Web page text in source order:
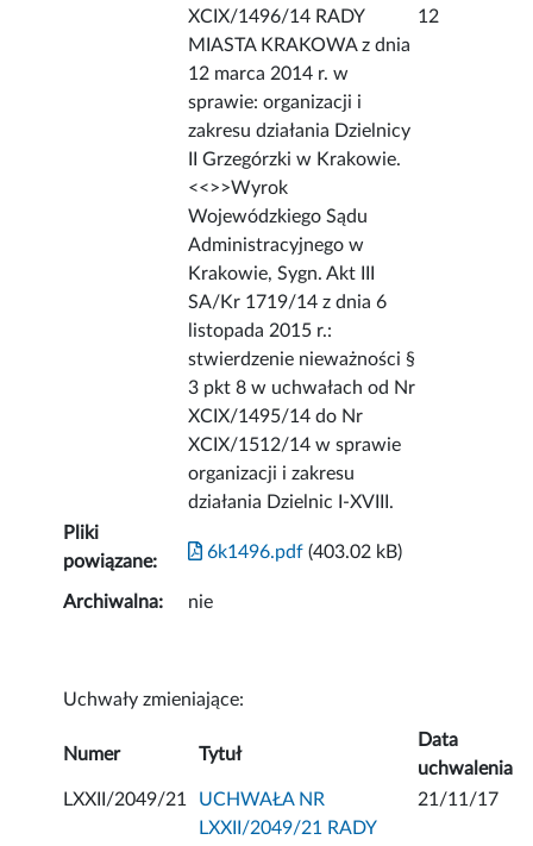
XCIX/1496/14 RADY
MIASTA KRAKOWA z dnia
12 marca 2014 r. w
sprawie: organizacji i
zakresu działania Dzielnicy
II Grzegórzki w Krakowie.
<<>>Wyrok
Wojewódzkiego Sądu
Administracyjnego w
Krakowie, Sygn. Akt III
SA/Kr 1719/14 z dnia 6
listopada 2015 r.:
stwierdzenie nieważności §
3 pkt 8 w uchwałach od Nr
XCIX/1495/14 do Nr
XCIX/1512/14 w sprawie
organizacji i zakresu
działania Dzielnic I-XVIII.
12
Pliki
powiązane:
6k1496.pdf (403.02 kB)
Archiwalna: nie
Uchwały zmieniające:
Numer Tytuł
Data
uchwalenia
LXXII/2049/21
UCHWAŁA NR
LXXII/2049/21 RADY
21/11/17